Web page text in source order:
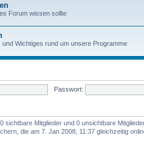
Forum wissen sollte
und Wichtiges rund um unsere Programme
Passwort:
sichtbare Mitglieder und 0 unsichtbare
die am 7. Jan 2008, 11:37 gleichzeitig